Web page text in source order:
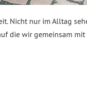
Nicht nur im Alltag
wir gemeinsam